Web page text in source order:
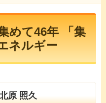
めて46年 「集
ネルギー
原 照久